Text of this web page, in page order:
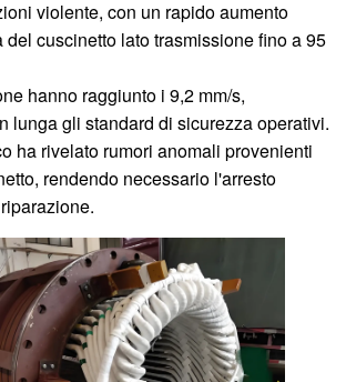
violente, con un rapido aumento
del cuscinetto lato trasmissione fino a 95
hanno raggiunto i 9,2 mm/s,
lunga gli standard di sicurezza operativi.
ha rivelato rumori anomali provenienti
rendendo necessario l'arresto